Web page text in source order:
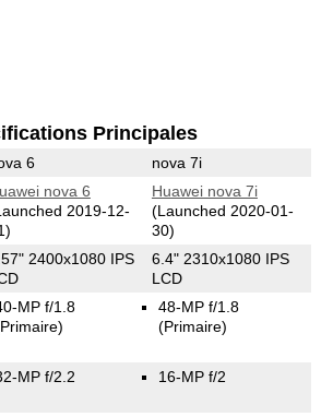
Principales
6 nova 7i
nova 6
2019-12-
Huawei nova 7i
(Launched 2020-01-
30)
2400x1080 IPS
6.4" 2310x1080 IPS
LCD
MP f/1.8
48-MP f/1.8
(Primaire)
MP f/2.2 16-MP f/2